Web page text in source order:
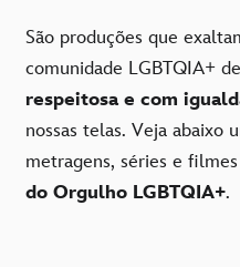
São produções que
comunidade LGBTQIA+ de
respeitosa e com
nossas telas. Veja abaixo
metragens, séries e
do Orgulho LGBTQIA+.